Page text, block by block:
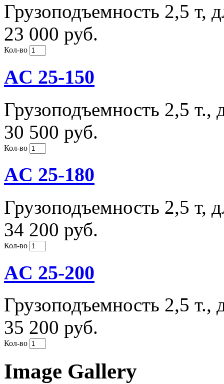
Грузоподъемность 2,5 т,
23 000 руб.
Кол-во
AC 25-150
Грузоподъемность 2,5
30 500 руб.
Кол-во
AC 25-180
Грузоподъемность 2,5 т,
34 200 руб.
Кол-во
AC 25-200
Грузоподъемность 2,5
35 200 руб.
Кол-во
Image Gallery